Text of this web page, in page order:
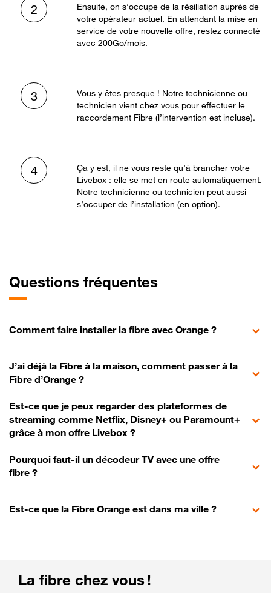
2
Ensuite, on s’occupe de la résiliation auprès de
votre opérateur actuel. En attendant la mise en
service de votre nouvelle offre, restez connecté
avec 200Go/mois.
3
Vous y êtes presque ! Notre technicienne ou
technicien vient chez vous pour effectuer le
raccordement Fibre (l’intervention est incluse).
4
Ça y est, il ne vous reste qu’à brancher votre
Livebox : elle se met en route automatiquement.
Notre technicienne ou technicien peut aussi
s’occuper de l’installation (en option).
Questions fréquentes
Comment faire installer la fibre avec Orange ?
J’ai déjà la Fibre à la maison, comment passer à la
Fibre d’Orange ?
Est-ce que je peux regarder des plateformes de
streaming comme Netflix, Disney+ ou Paramount+
grâce à mon offre Livebox ?
Pourquoi faut-il un décodeur TV avec une offre
fibre ?
Est-ce que la Fibre Orange est dans ma ville ?
La fibre chez vous !